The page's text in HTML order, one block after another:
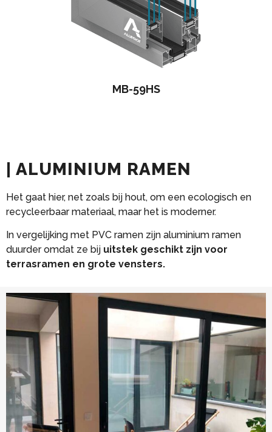
MB-59HS
| ALUMINIUM RAMEN
Het gaat hier, net zoals bij hout, om een ecologisch en
recycleerbaar materiaal, maar het is moderner.
In vergelijking met PVC ramen zijn aluminium ramen
duurder omdat ze bij uitstek geschikt zijn voor
terrasramen en grote vensters.